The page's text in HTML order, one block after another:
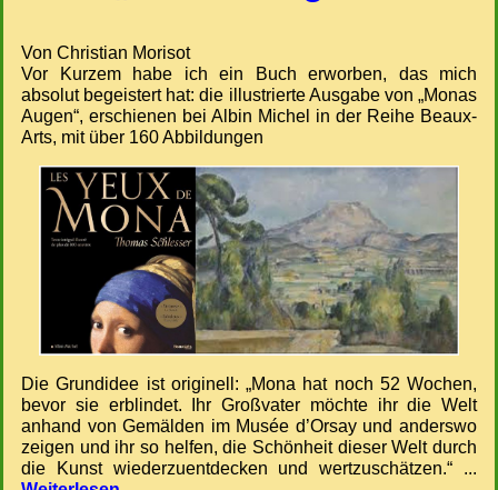
Von Christian Morisot
Vor Kurzem habe ich ein Buch erworben, das mich
absolut begeistert hat: die illustrierte Ausgabe von „Monas
Augen“, erschienen bei Albin Michel in der Reihe Beaux-
Arts, mit über 160 Abbildungen
Die Grundidee ist originell: „Mona hat noch 52 Wochen,
bevor sie erblindet. Ihr Großvater möchte ihr die Welt
anhand von Gemälden im Musée d’Orsay und anderswo
zeigen und ihr so ​​helfen, die Schönheit dieser Welt durch
die Kunst wiederzuentdecken und wertzuschätzen.“ ...